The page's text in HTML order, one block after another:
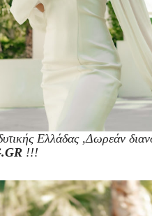
Ελλάδας ,Δωρεάν
!!!